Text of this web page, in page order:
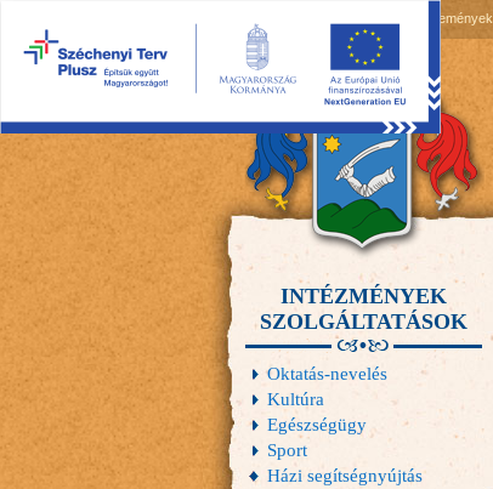
Események
INTÉZMÉNYEK
SZOLGÁLTATÁSOK
Oktatás-nevelés
Kultúra
Egészségügy
Sport
Házi segítségnyújtás